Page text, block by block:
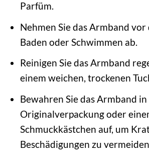
Parfüm.
Nehmen Sie das Armband vor
Baden oder Schwimmen ab.
Reinigen Sie das Armband
einem weichen, trockenen
Bewahren Sie das Armband
Originalverpackung oder
Schmuckkästchen auf, um
Beschädigungen zu